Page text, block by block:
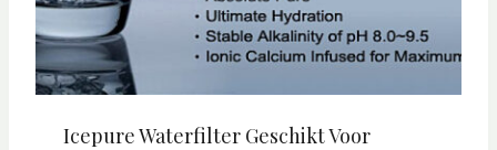
Icepure Waterfilter Geschikt Voor